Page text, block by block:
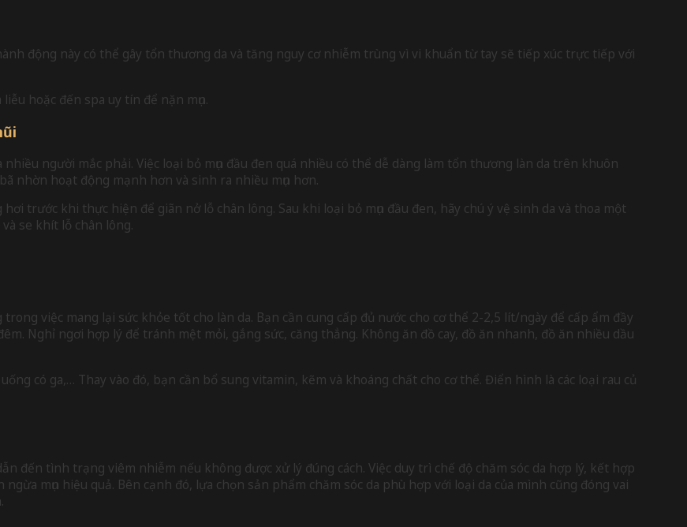
động này có thể gây tổn thương da và tăng nguy cơ nhiễm trùng vì vi khuẩn từ tay sẽ tiếp xúc trực tiếp với
hoặc đến spa uy tín để nặn mụn.
người mắc phải. Việc loại bỏ mụn đầu đen quá nhiều có thể dễ dàng làm tổn thương làn da trên khuôn
nhờn hoạt động mạnh hơn và sinh ra nhiều mụn hơn.
trước khi thực hiện để giãn nở lỗ chân lông. Sau khi loại bỏ mụn đầu đen, hãy chú ý vệ sinh da và thoa một
se khít lỗ chân lông.
việc mang lại sức khỏe tốt cho làn da. Bạn cần cung cấp đủ nước cho cơ thể 2-2,5 lít/ngày để cấp ẩm đầy
Nghỉ ngơi hợp lý để tránh mệt mỏi, gắng sức, căng thẳng. Không ăn đồ cay, đồ ăn nhanh, đồ ăn nhiều dầu
có ga,… Thay vào đó, bạn cần bổ sung vitamin, kẽm và khoáng chất cho cơ thể. Điển hình là các loại rau củ
đến tình trạng viêm nhiễm nếu không được xử lý đúng cách. Việc duy trì chế độ chăm sóc da hợp lý, kết hợp
mụn hiệu quả. Bên cạnh đó, lựa chọn sản phẩm chăm sóc da phù hợp với loại da của mình cũng đóng vai